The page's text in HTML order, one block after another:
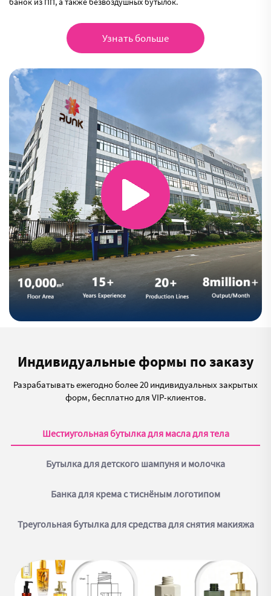
Узнать больше
Индивидуальные формы по заказу
Разрабатывать ежегодно более 20 индивидуальных закрытых
форм, бесплатно для VIP-клиентов.
Шестиугольная бутылка для масла для тела
Бутылка для детского шампуня и молочка
Банка для крема с тиснёным логотипом
Треугольная бутылка для средства для снятия макияжа